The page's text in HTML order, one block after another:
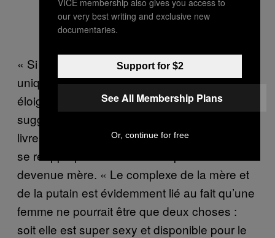
« Si la maternité est un kink, c’est
uniquement parce qu’on continue de la tenir
éloignée du sexe et de la sexualité »,
suggère l’autrice
livre aborde la perspective souvent difficile de
se réapproprier sa sexualité après être
devenue mère. « Le complexe de la mère et
de la putain est évidemment lié au fait qu’une
femme ne pourrait être que deux choses :
soit elle est super sexy et disponible pour le
our very best writing and exclusive new
documentaries.
Support for $2
See All Membership Plans
Or, continue for free